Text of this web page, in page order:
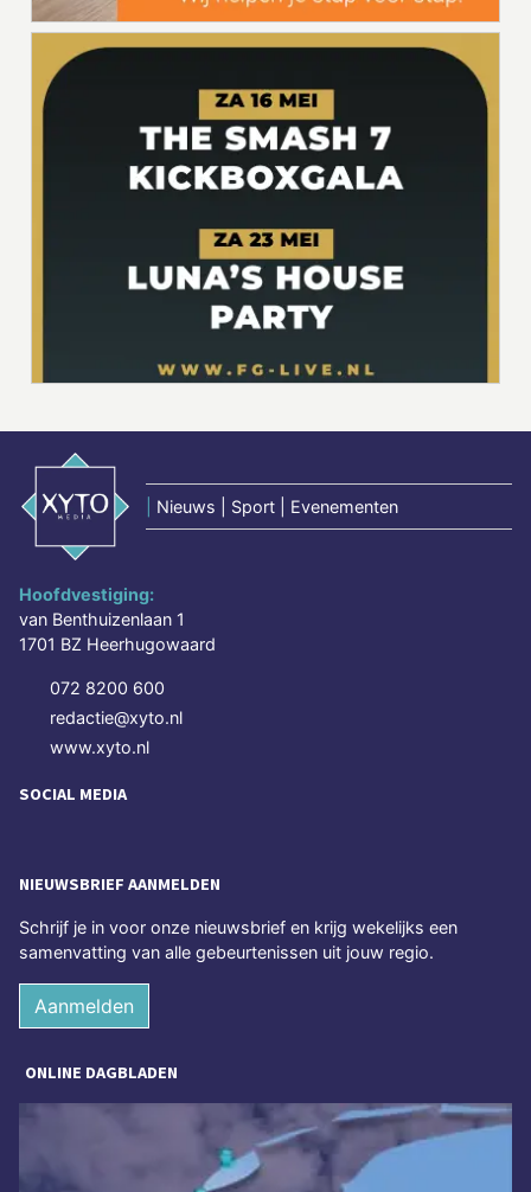
Nieuws | Sport | Evenementen
Hoofdvestiging:
van Benthuizenlaan 1
1701 BZ Heerhugowaard
072 8200 600
redactie@xyto.nl
www.xyto.nl
SOCIAL MEDIA
NIEUWSBRIEF AANMELDEN
Schrijf je in voor onze nieuwsbrief en krijg wekelijks een
samenvatting van alle gebeurtenissen uit jouw regio.
Aanmelden
ONLINE DAGBLADEN